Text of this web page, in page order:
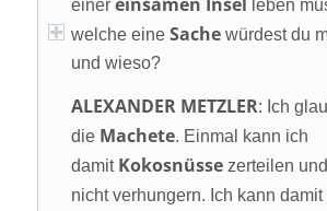
einer
leben
welche eine Sachewürdest du
und wieso?
ALEXANDER METZLER: Ich
die Machete. Einmal kann ich
damit Kokosnüssezerteilen
nicht verhungern. Ich kann damit